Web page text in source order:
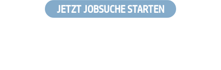
JETZT JOBSUCHE STARTEN